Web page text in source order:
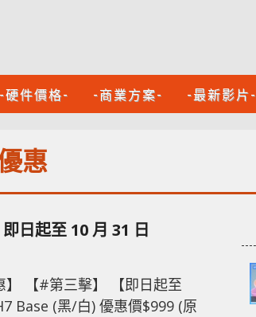
-硬件價格- -商業方案- -最新影片-
惠
日起至 10 月 31 日